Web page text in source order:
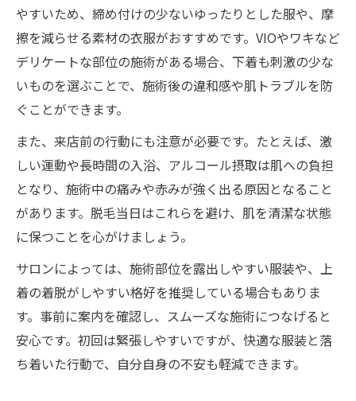
やすいため、締め付けの少ないゆったりとした服や、摩
擦を減らせる素材の衣服がおすすめです。VIOやワキなど
デリケートな部位の施術がある場合、下着も刺激の少な
いものを選ぶことで、施術後の違和感や肌トラブルを防
ぐことができます。
また、来店前の行動にも注意が必要です。たとえば、激
しい運動や長時間の入浴、アルコール摂取は肌への負担
となり、施術中の痛みや赤みが強く出る原因となること
があります。脱毛当日はこれらを避け、肌を清潔な状態
に保つことを心がけましょう。
サロンによっては、施術部位を露出しやすい服装や、上
着の着脱がしやすい格好を推奨している場合もありま
す。事前に案内を確認し、スムーズな施術につなげると
安心です。初回は緊張しやすいですが、快適な服装と落
ち着いた行動で、自分自身の不安も軽減できます。